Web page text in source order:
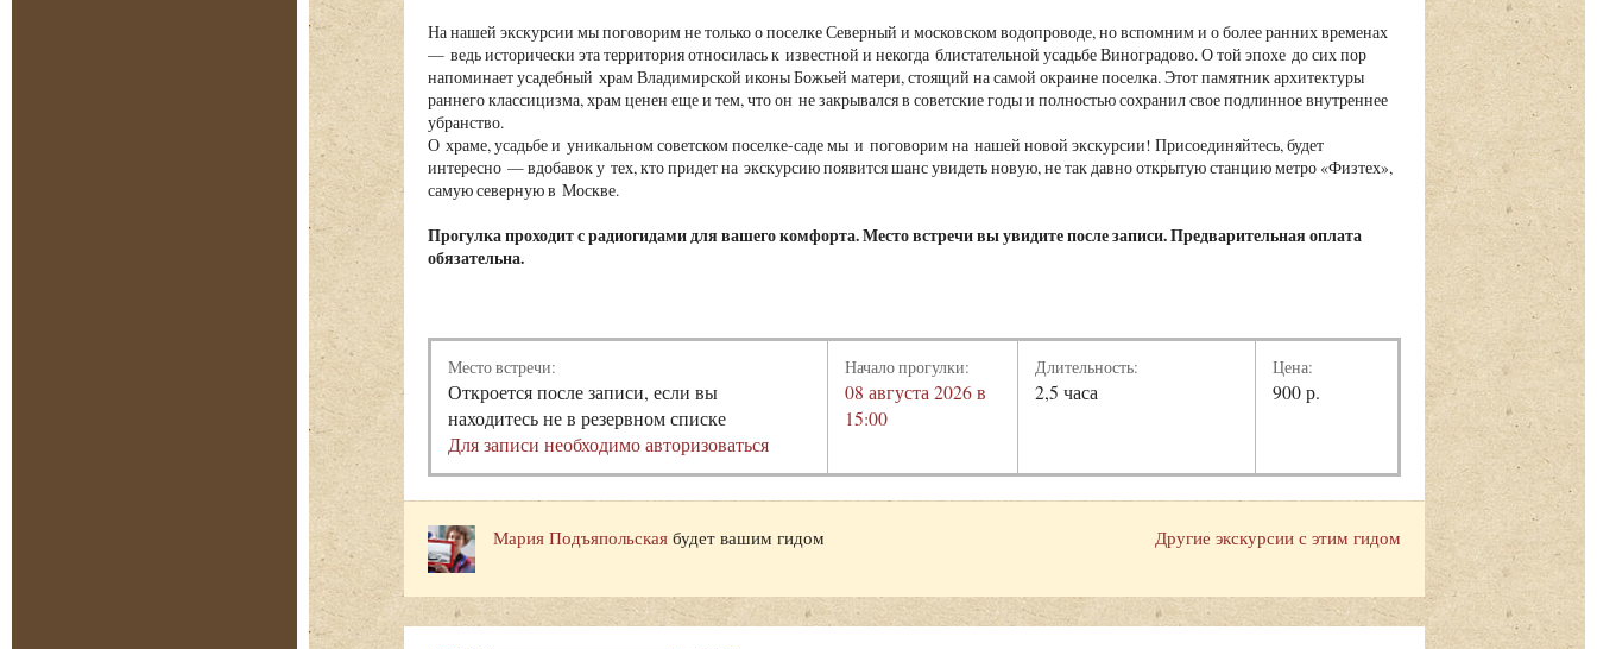
На нашей экскурсии мы поговорим не только о поселке Северный и московском водопроводе, но вспомним и о более ранних временах
— ведь исторически эта территория относилась к известной и некогда блистательной усадьбе Виноградово. О той эпохе до сих пор
напоминает усадебный храм Владимирской иконы Божьей матери, стоящий на самой окраине поселка. Этот памятник архитектуры
раннего классицизма, храм ценен еще и тем, что он не закрывался в советские годы и полностью сохранил свое подлинное внутреннее
убранство.
О храме, усадьбе и уникальном советском поселке-саде мы и поговорим на нашей новой экскурсии! Присоединяйтесь, будет
интересно — вдобавок у тех, кто придет на экскурсию появится шанс увидеть новую, не так давно открытую станцию метро «Физтех»,
самую северную в Москве.
Прогулка проходит с радиогидами для вашего комфорта. Место встречи вы увидите после записи. Предварительная оплата
обязательна.
Место встречи:
Откроется после записи, если вы
находитесь не в резервном списке
Для записи необходимо авторизоваться
Начало прогулки:
08 августа 2026 в
15:00
Длительность:
2,5 часа
Цена:
900 р.
Другие экскурсии с этим гидом
Мария Подъяпольская будет вашим гидом